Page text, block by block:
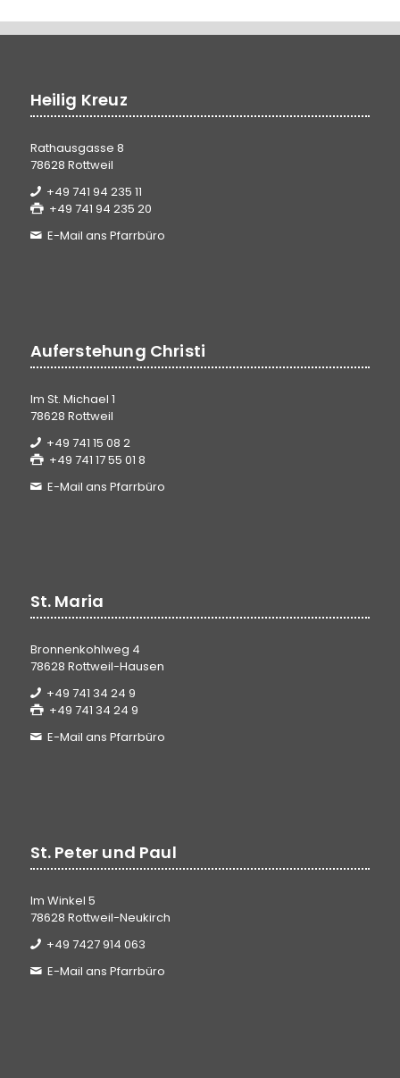
Heilig Kreuz
Rathausgasse 8
78628 Rottweil
+49 741 94 235 11
+49 741 94 235 20
E-Mail ans Pfarrbüro
Auferstehung Christi
Im St. Michael 1
78628 Rottweil
+49 741 15 08 2
+49 741 17 55 01 8
E-Mail ans Pfarrbüro
St. Maria
Bronnenkohlweg 4
78628 Rottweil-Hausen
+49 741 34 24 9
+49 741 34 24 9
E-Mail ans Pfarrbüro
St. Peter und Paul
Im Winkel 5
78628 Rottweil-Neukirch
+49 7427 914 063
E-Mail ans Pfarrbüro